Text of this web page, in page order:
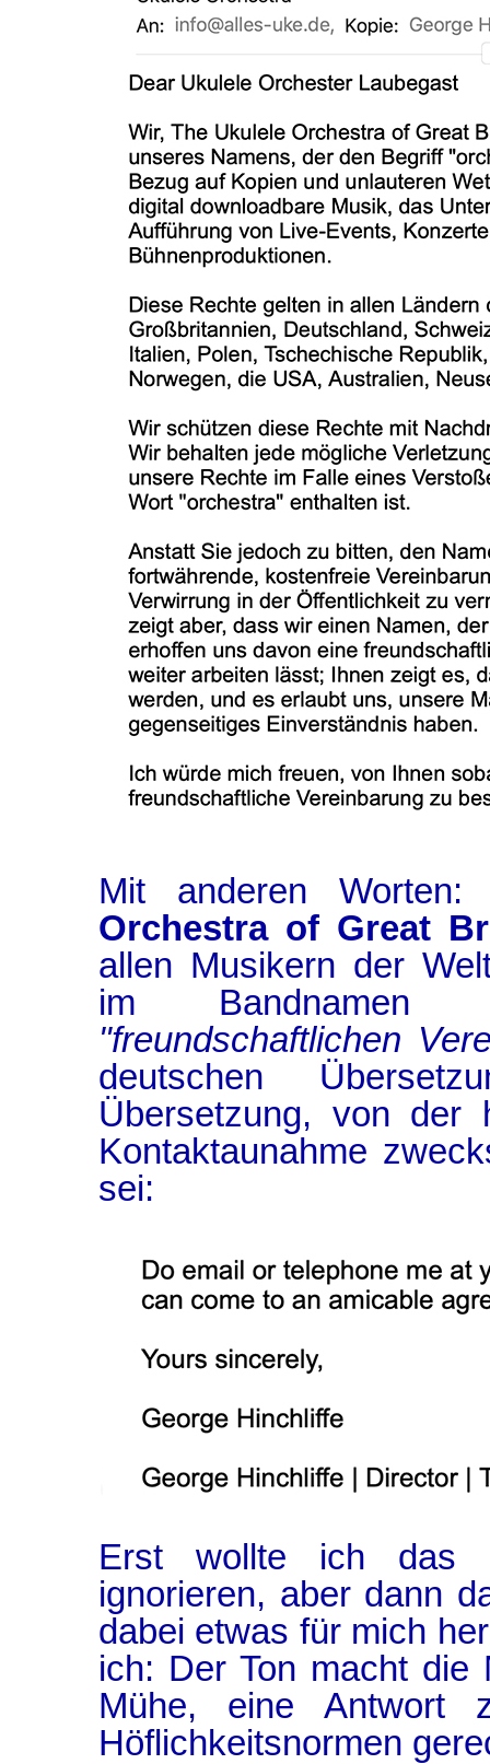
Mit anderen
Orchestra of Great
allen Musikern der
im Bandnamen
"freundschaftlichen
deutschen
Übersetzung, von der
Kontaktaunahme
sei:
Erst wollte ich das
ignorieren, aber dann
dabei etwas für mich
ich: Der Ton macht
Mühe, eine Antwort
Höflichkeitsnormen